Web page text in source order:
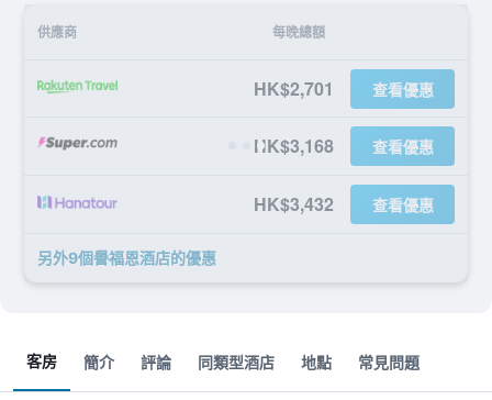
供應商 每晚總額
HK$2,701 查看優惠
HK$3,168 查看優惠
HK$3,432 查看優惠
另外9個譽福恩酒店​的優惠
客房 簡介 評論 同類型酒店 地點 常見問題